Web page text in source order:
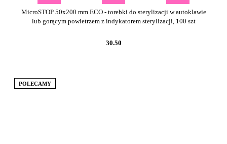
MicroSTOP 50x200 mm ECO - torebki do sterylizacji w autoklawie
lub gorącym powietrzem z indykatorem sterylizacji, 100 szt
30.50
POLECAMY